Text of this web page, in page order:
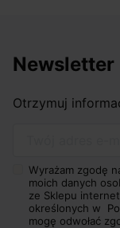
Newsletter
Otrzymuj
Wyrażam zgodę
moich danych
ze Sklepu
określonych w
mogę odwołać